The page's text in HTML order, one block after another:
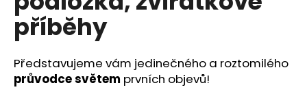
5
hvězdiček.
příběhy
Představujeme vám jedinečného a roztomilého
průvodce světem prvních objevů!
u
e
m
e